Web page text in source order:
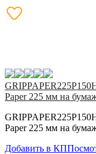
Paper 225 мм на
Paper 225 мм на
Добавить в КП